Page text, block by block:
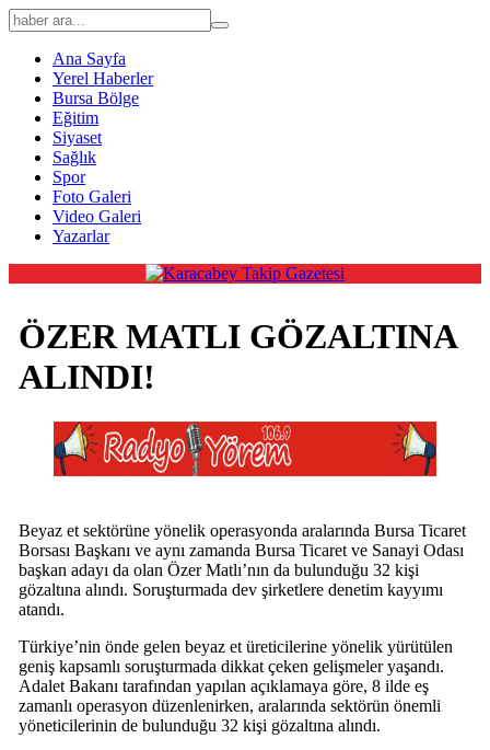
Ana Sayfa
Yerel Haberler
Bursa Bölge
Eğitim
Siyaset
Sağlık
Spor
Foto Galeri
Video Galeri
Yazarlar
ÖZER MATLI GÖZALTINA
ALINDI!
Beyaz et sektörüne yönelik operasyonda aralarında Bursa Ticaret
Borsası Başkanı ve aynı zamanda Bursa Ticaret ve Sanayi Odası
başkan adayı da olan Özer Matlı’nın da bulunduğu 32 kişi
gözaltına alındı. Soruşturmada dev şirketlere denetim kayyımı
atandı.
Türkiye’nin önde gelen beyaz et üreticilerine yönelik yürütülen
geniş kapsamlı soruşturmada dikkat çeken gelişmeler yaşandı.
Adalet Bakanı tarafından yapılan açıklamaya göre, 8 ilde eş
zamanlı operasyon düzenlenirken, aralarında sektörün önemli
yöneticilerinin de bulunduğu 32 kişi gözaltına alındı.